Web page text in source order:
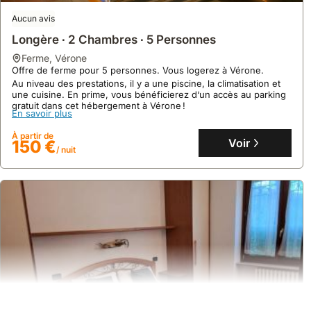
Aucun avis
Casa Matilde In Duomo Eleganza Nel Cuore Di
Verona
appartement est à quelques pas du Duomo, de la Piazza Erbe et
du Ponte Pietra, offrant une villa parfaite pour explorer la ville.
Cette location de villa, pouvant accueillir jusqu'à 4 personnes,
propose une chambre double intime avec vue sur les toits, un
salon avec canapé-lit, une cuisine entièrement équipée et le Wi-
Fi haut débit.
En savoir plus
À partir de
165 € / nuit Voir
Aucun avis
Longère ∙ 2 Chambres ∙ 5 Personnes
ferme, Vérone
Offre de ferme pour 5 personnes. Vous logerez à Vérone.
Au niveau des prestations, il y a une piscine, la climatisation et
une cuisine. En prime, vous bénéficierez d‘un accès au parking
gratuit dans cet hébergement à Vérone !
En savoir plus
À partir de
150 €/ nuit Voir